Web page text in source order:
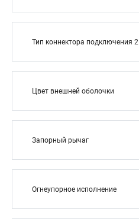
Тип коннектора подключения 2
Цвет внешней оболочки
Запорный рычаг
Огнеупорное исполнение